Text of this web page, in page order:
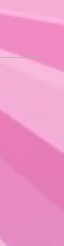
事
事
事
記事
記事
記事